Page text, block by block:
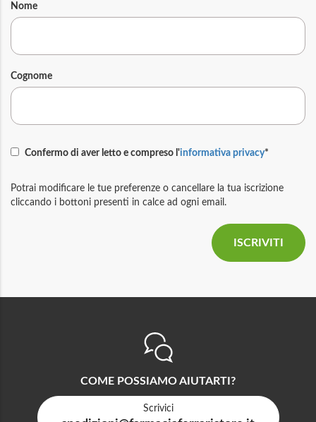
Nome
Cognome
Confermo di aver letto e compreso l'informativa privacy*
Potrai modificare le tue preferenze o cancellare la tua iscrizione
cliccando i bottoni presenti in calce ad ogni email.
COME POSSIAMO AIUTARTI?
Scrivici